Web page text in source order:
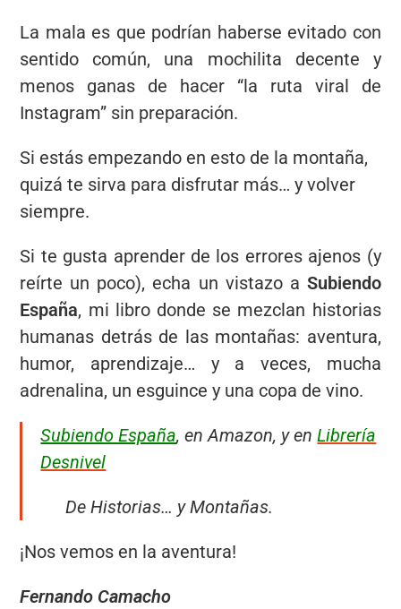
La mala es que podrían haberse evitado con
sentido común, una mochilita decente y
menos ganas de hacer “la ruta viral de
Instagram” sin preparación.
Si estás empezando en esto de la montaña,
quizá te sirva para disfrutar más… y volver
siempre.
Si te gusta aprender de los errores ajenos (y
reírte un poco), echa un vistazo a Subiendo
España, mi libro donde se mezclan historias
humanas detrás de las montañas: aventura,
humor, aprendizaje… y a veces, mucha
adrenalina, un esguince y una copa de vino.
Subiendo España, en Amazon, y enLibrería
Desnivel
De Historias… y Montañas.
¡Nos vemos en la aventura!
Fernando Camacho